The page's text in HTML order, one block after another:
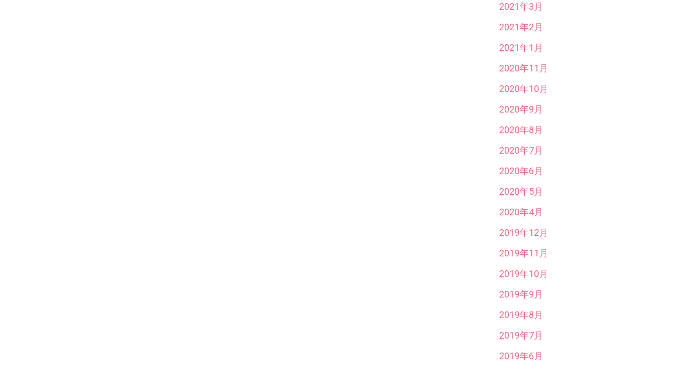
2021年3月
2021年2月
2021年1月
2020年11月
2020年10月
2020年9月
2020年8月
2020年7月
2020年6月
2020年5月
2020年4月
2019年12月
2019年11月
2019年10月
2019年9月
2019年8月
2019年7月
2019年6月